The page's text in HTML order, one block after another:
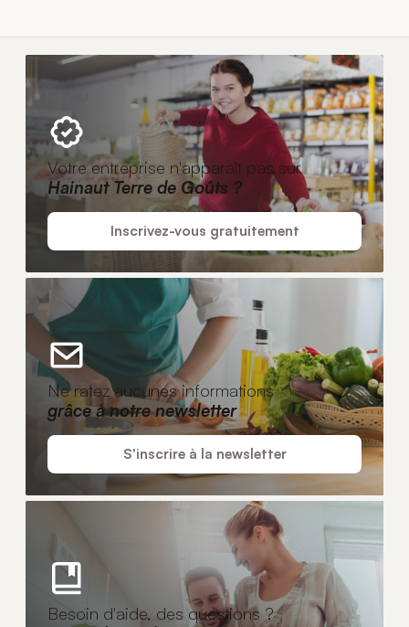
Votre entreprise n'apparaît pas sur
Hainaut Terre de Goûts ?
Inscrivez-vous gratuitement
Ne ratez aucunes informations
grâce à notre newsletter
S'inscrire à la newsletter
Besoin d'aide, des questions ?